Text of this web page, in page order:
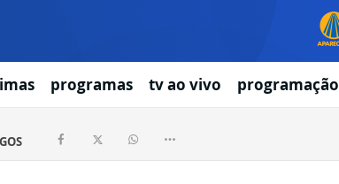
programas tv ao vivo programação